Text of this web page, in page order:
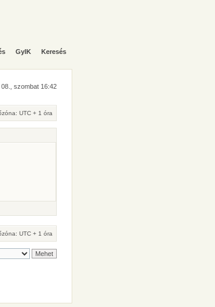
GyIK Keresés
szombat 16:42
UTC + 1 óra
UTC + 1 óra